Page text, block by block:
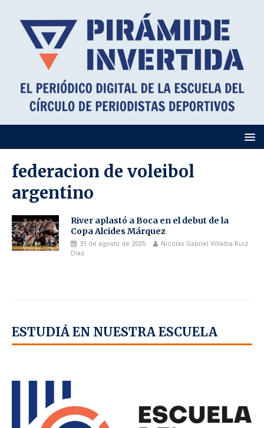
federacion de voleibol
argentino
River aplastó a Boca en el debut de la
Copa Alcides Márquez
31 de agosto de 2025
Nicolás Gabriel Villalba Ruiz
Díaz
ESTUDIÁ EN NUESTRA ESCUELA